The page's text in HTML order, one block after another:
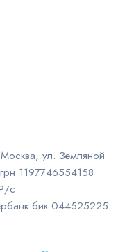
ул. Земляной
1197746554158
с
бик 044525225